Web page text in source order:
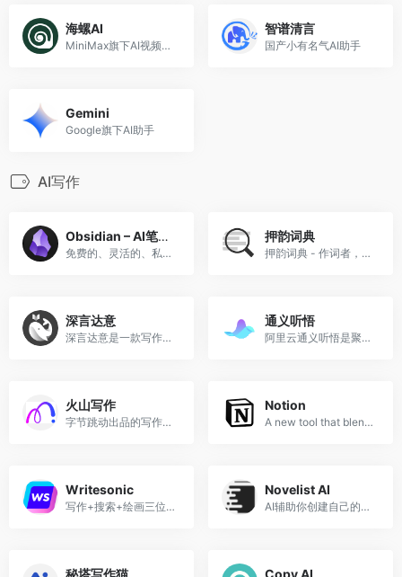
海螺AI
MiniMax旗下AI视频工具
智谱清言
国产小有名气AI助手
Gemini
Google旗下AI助手
AI写作
Obsidian – AI笔记软件
免费的、灵活的、私密的思想容器
押韵词典
押韵词典 - 作词者，说唱歌手和诗人的押韵词典
深言达意
深言达意是一款写作辅助工具
通义听悟
阿里云通义听悟是聚焦音视频内容的工作学习AI助手
火山写作
字节跳动出品的写作AI产品
Notion
A new tool that blends your everyday work apps into one. It&#x27;s the all-in-one workspace for you and your team.
Writesonic
写作+搜索+绘画三位一体
Novelist AI
AI辅助你创建自己的小说
秘塔写作猫 Copy AI